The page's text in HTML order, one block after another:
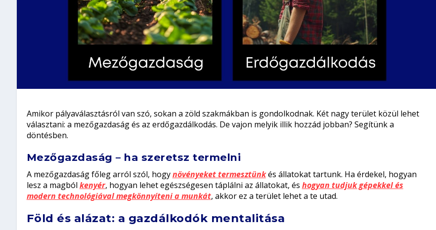
Amikor pályaválasztásról van szó, sokan a zöld szakmákban is gondolkodnak. Két nagy terület közül lehet
választani: a mezőgazdaság és az erdőgazdálkodás. De vajon melyik illik hozzád jobban? Segítünk a
döntésben.
Mezőgazdaság – ha szeretsz termelni
A mezőgazdaság főleg arról szól, hogynövényeket termesztünkés állatokat tartunk. Ha érdekel, hogyan
lesz a magból kenyér, hogyan lehet egészségesen táplálni az állatokat, és hogyan tudjuk gépekkel és
modern technológiával megkönnyíteni a munkát, akkor ez a terület lehet a te utad.
Föld és alázat: a gazdálkodók mentalitása